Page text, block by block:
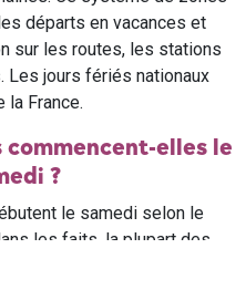
départs en vacances et
sur les routes, les stations
jours fériés nationaux
la France.
commencent-elles le
?
le samedi selon le
les faits, la plupart des